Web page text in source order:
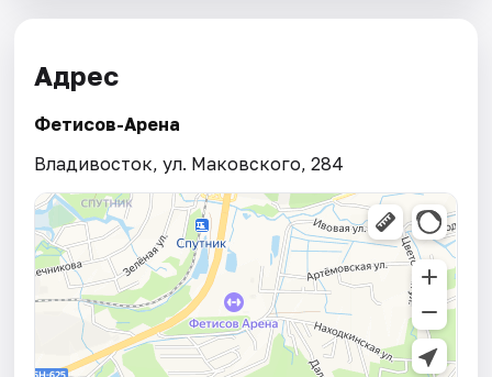
Адрес
Фетисов-Арена
Владивосток, ул. Маковского, 284